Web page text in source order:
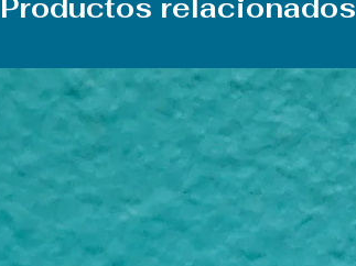
Productos relacionados